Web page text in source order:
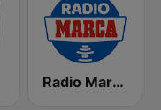
Radio Marca Nacional